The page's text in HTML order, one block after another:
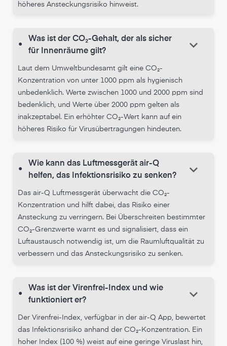
höheres Ansteckungsrisiko hinweist.
•
Was ist der CO₂-Gehalt, der als sicher
für Innenräume gilt?
keyboard_arrow_down
Laut dem Umweltbundesamt gilt eine CO₂-
Konzentration von unter 1000 ppm als hygienisch
unbedenklich. Werte zwischen 1000 und 2000 ppm sind
bedenklich, und Werte über 2000 ppm gelten als
inakzeptabel. Ein erhöhter CO₂-Wert kann auf ein
höheres Risiko für Virusübertragungen hindeuten.
•
Wie kann das Luftmessgerät air-Q
helfen, das Infektionsrisiko zu senken?
keyboard_arrow_down
Das air-Q Luftmessgerät überwacht die CO₂-
Konzentration und hilft dabei, das Risiko einer
Ansteckung zu verringern. Bei Überschreiten bestimmter
CO₂-Grenzwerte warnt es und signalisiert, dass ein
Luftaustausch notwendig ist, um die Raumluftqualität zu
verbessern und das Ansteckungsrisiko zu senken.
•
Was ist der Virenfrei-Index und wie
funktioniert er?
keyboard_arrow_down
Der Virenfrei-Index, verfügbar in der air-Q App, bewertet
das Infektionsrisiko anhand der CO₂-Konzentration. Ein
hoher Index (100 %) weist auf eine geringe Viruslast hin,